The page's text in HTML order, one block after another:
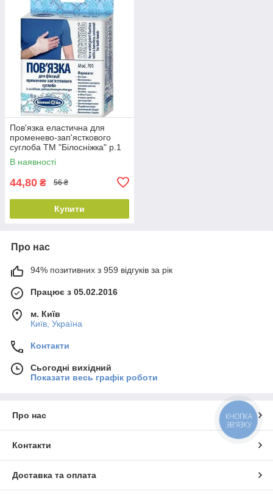
Пов'язка еластична для
променево-зап'ясткового
суглоба ТМ "Білосніжка" р.1
(15-16см)
В наявності
44,80 ₴ 56 ₴
Купити
Про нас
94% позитивних з 959 відгуків за рік
Працює з 05.02.2016
м. Київ
Київ, Україна
Контакти
Сьогодні вихідний
Показати весь графік роботи
Про нас
Контакти
Доставка та оплата
КНОПКА
ЗВ'ЯЗКУ